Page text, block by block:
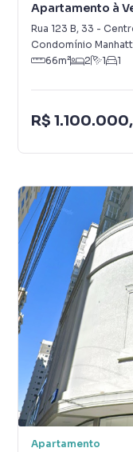
Apartamento à
Rua 123 B, 33 -
Condomínio
66m² 2 1 1
R$
Apartamento